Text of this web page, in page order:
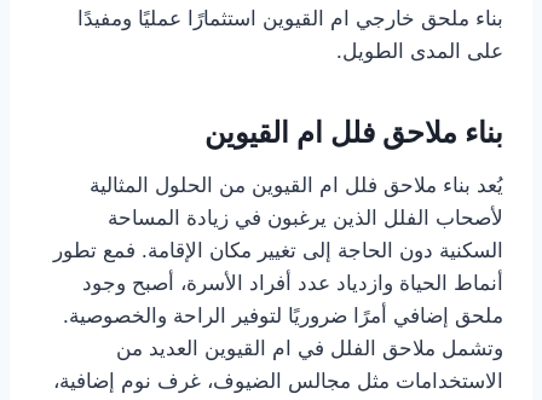
بناء ملحق خارجي ام القيوين استثمارًا عمليًا ومفيدًا
على المدى الطويل.
بناء ملاحق فلل ام القيوين
يُعد بناء ملاحق فلل ام القيوين من الحلول المثالية
لأصحاب الفلل الذين يرغبون في زيادة المساحة
السكنية دون الحاجة إلى تغيير مكان الإقامة. فمع تطور
أنماط الحياة وازدياد عدد أفراد الأسرة، أصبح وجود
ملحق إضافي أمرًا ضروريًا لتوفير الراحة والخصوصية.
وتشمل ملاحق الفلل في ام القيوين العديد من
الاستخدامات مثل مجالس الضيوف، غرف نوم إضافية،